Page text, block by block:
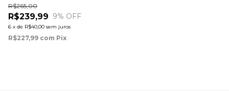
R$239,99
R$265,00
9% OFF
6 x de R$40,00 sem juros
R$227,99 com Pix